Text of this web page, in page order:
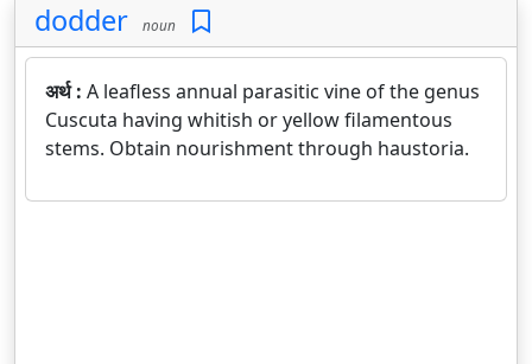
dodder noun
अर्थ : A leafless annual parasitic vine of the genus
Cuscuta having whitish or yellow filamentous
stems. Obtain nourishment through haustoria.